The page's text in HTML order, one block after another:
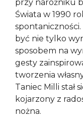
przy narożniku
Świata w 1990
spontaniczności.
być nie tylko
sposobem na
gesty
tworzenia
Taniec Milli stał
kojarzony z
nożna.